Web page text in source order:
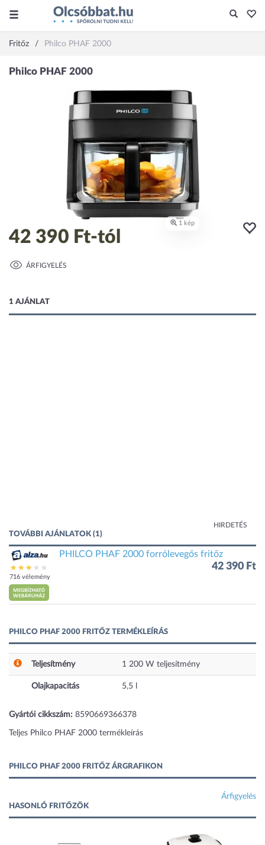
Fritőz Philco PHAF 2000
42 390 Ft-tól
ÁRFIGYELÉS
1 AJÁNLAT
HIRDETÉS
TOVÁBBI AJÁNLATOK (1)
716 vélemény
PHILCO PHAF 2000 forrólevegős fritőz
42 390 Ft
PHILCO PHAF 2000 FRITŐZ TERMÉKLEÍRÁS
Teljesítmény 1 200 W teljesítmény
Olajkapacitás 5,5
Gyártói cikkszám: 8590669366378
Teljes Philco PHAF 2000 termékleírás
PHILCO PHAF 2000 FRITŐZ ÁRGRAFIKON
Árfigyelés
HASONLÓ FRITŐZÖK